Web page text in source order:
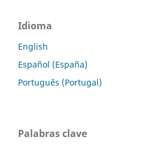
Idioma
English
Español (España)
Português (Portugal)
Palabras clave